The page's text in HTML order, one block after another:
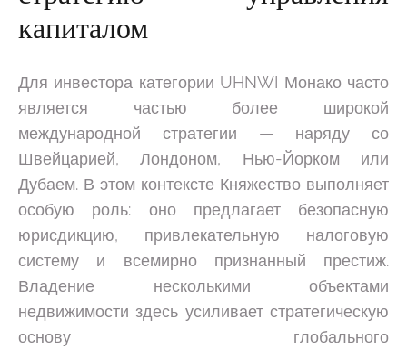
капиталом
Для инвестора категории UHNWI Монако часто
является частью более широкой
международной стратегии — наряду со
Швейцарией, Лондоном, Нью-Йорком или
Дубаем. В этом контексте Княжество выполняет
особую роль: оно предлагает безопасную
юрисдикцию, привлекательную налоговую
систему и всемирно признанный престиж.
Владение несколькими объектами
недвижимости здесь усиливает стратегическую
основу глобального